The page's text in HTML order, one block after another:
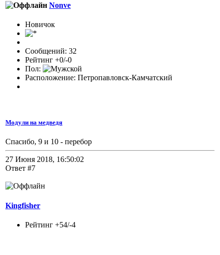
Nonve
Новичок
Сообщений: 32
Рейтинг +0/-0
Пол:
Расположение: Петропавловск-Камчатский
Модули на медведя
Спасибо, 9 и 10 - перебор
27 Июня 2018, 16:50:02
Ответ #7
Kingfisher
Рейтинг +54/-4